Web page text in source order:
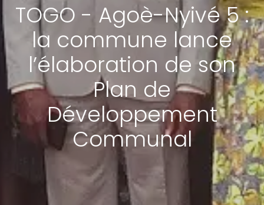
TOGO - Agoè-Nyivé 5 :
la commune lance
l’élaboration de son
Plan de
Développement
Communal